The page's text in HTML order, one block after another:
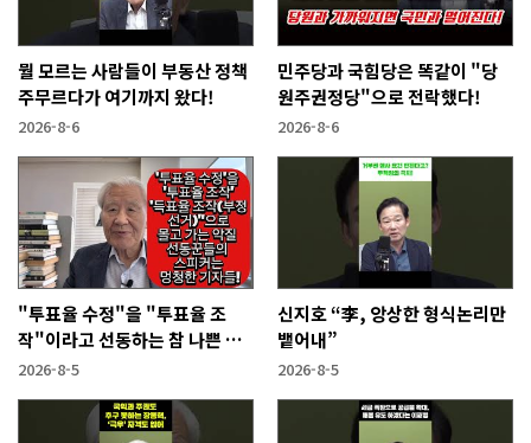
뭘 모르는 사람들이 부동산 정책
주무르다가 여기까지 왔다!
2026-8-6
민주당과 국힘당은 똑같이 "당
원주권정당"으로 전락했다!
2026-8-6
"투표율 수정"을 "투표율 조
작"이라고 선동하는 참 나쁜 사
람들!
2026-8-5
신지호 “李, 앙상한 형식논리만
뱉어내”
2026-8-5